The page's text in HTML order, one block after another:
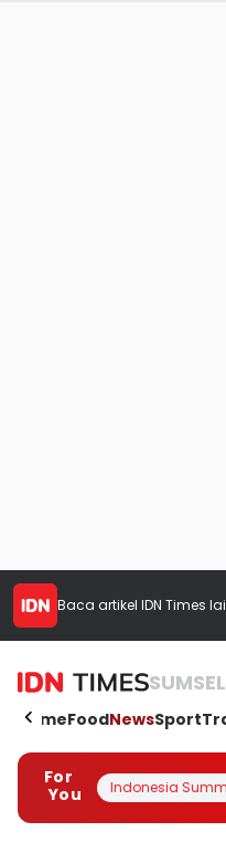
Baca artikel IDN Times
SUMSEL
HomeFoodNewsSport
For
You
Indonesia